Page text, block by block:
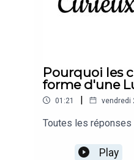
Pourquoi les
forme d'une
01:21 | vendredi
Toutes les
Play